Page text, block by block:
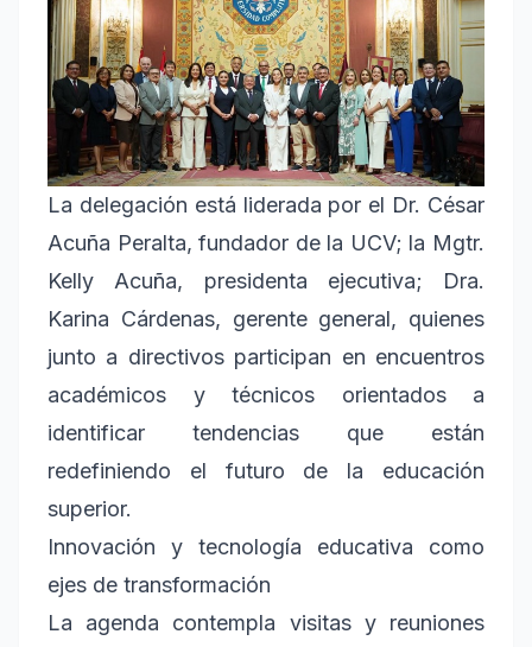
La delegación está liderada por el Dr. César
Acuña Peralta, fundador de la UCV; la Mgtr.
Kelly Acuña, presidenta ejecutiva; Dra.
Karina Cárdenas, gerente general, quienes
junto a directivos participan en encuentros
académicos y técnicos orientados a
identificar tendencias que están
redefiniendo el futuro de la educación
superior.
Innovación y tecnología educativa como
ejes de transformación
La agenda contempla visitas y reuniones